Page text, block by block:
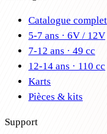
Catalogue complet
5-7 ans · 6V / 12V
7-12 ans · 49 cc
12-14 ans · 110 cc
Karts
Pièces & kits
Support